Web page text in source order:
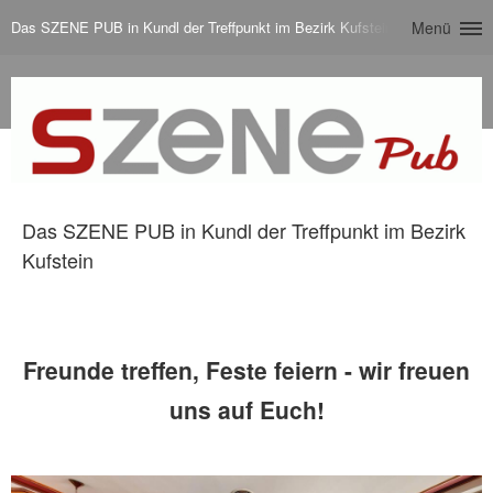
Das SZENE PUB in Kundl der Treffpunkt im Bezirk Kufstein Menü
Das SZENE PUB in Kundl der Treffpunkt im Bezirk
Kufstein
Freunde treffen, Feste feiern - wir freuen
uns auf Euch!